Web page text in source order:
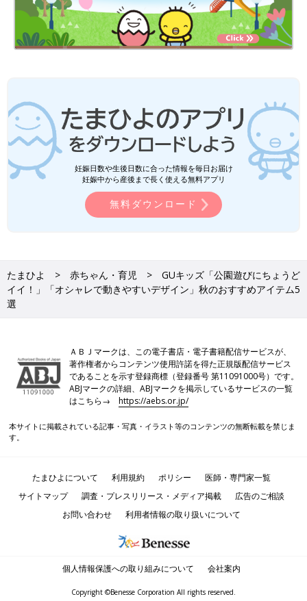
妊娠日数や生後日数に合った情報を毎日お届け
妊娠中から産後まで長く使える無料アプリ
無料ダウンロード
たまひよ 赤ちゃん・育児
GUキッズ「公園遊びにちょうど
イイ！」「オシャレで動きやすいデザイン」秋のおすすめアイテム5
選
ＡＢＪマークは、この電子書店・電子書籍配信サービスが、
著作権者からコンテンツ使用許諾を得た正規版配信サービス
であることを示す登録商標（登録番号 第11091000号）です。
ABJマークの詳細、ABJマークを掲示しているサービスの一覧
はこちら→https://aebs.or.jp/
本サイトに掲載されている記事・写真・イラスト等のコンテンツの無断転載を禁じま
す。
たまひよについて 利用規約 ポリシー
医師・専門家一覧
サイトマップ
調査・プレスリリース・メディア掲載
広告のご相談
お問い合わせ
利用者情報の取り扱いについて
個人情報保護への取り組みについて 会社案内
Copyright ©Benesse Corporation All rights reserved.